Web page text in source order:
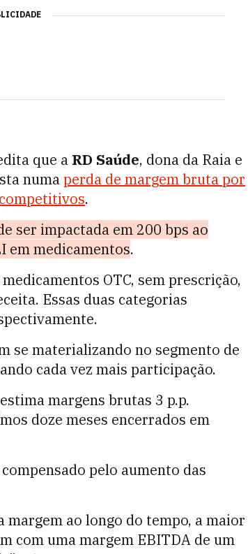
que a RD Saúde, dona da Raia e
numaperda de margem bruta por
.
ser impactada em 200 bps ao
em medicamentos.
OTC, sem prescrição,
Essas duas categorias
se materializando no segmento de
cada vez mais participação.
margens brutas 3 p.p.
doze meses encerrados em
pelo aumento das
margem ao longo do tempo, a maior
com uma margem EBITDA de um